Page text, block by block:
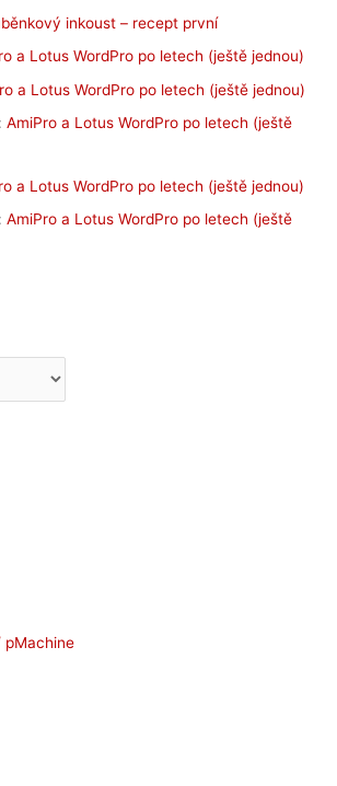
inkoust – recept první
a Lotus WordPro po letech (ještě jednou)
a Lotus WordPro po letech (ještě jednou)
: AmiPro a Lotus WordPro po letech (ještě
a Lotus WordPro po letech (ještě jednou)
: AmiPro a Lotus WordPro po letech (ještě
pMachine